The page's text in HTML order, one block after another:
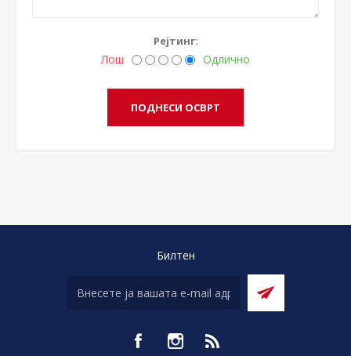
Рејтинг:
Лош Одлично
Билтен